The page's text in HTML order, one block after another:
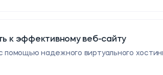
к эффективному веб-сайту
надежного виртуального